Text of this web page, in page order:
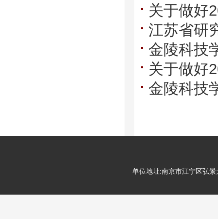
选择工作
关于做好
生资格审
江苏省研
金陵科技
关于做好
生资格审
金陵科技
单位地址:南京市江宁区弘